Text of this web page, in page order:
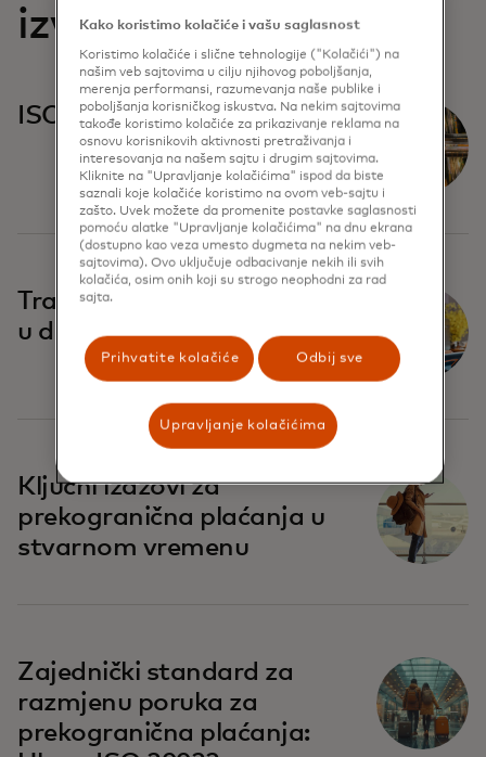
izvještaji
ISO20022
Transformacija Tajlanda
u digitalnu ekonomiju
Ključni izazovi za
prekogranična plaćanja u
stvarnom vremenu
Zajednički standard za
razmjenu poruka za
prekogranična plaćanja:
Kako koristimo kolačiće i vašu saglasnost
Koristimo kolačiće i slične tehnologije ("Kolačići") na
našim veb sajtovima u cilju njihovog poboljšanja,
merenja performansi, razumevanja naše publike i
poboljšanja korisničkog iskustva. Na nekim sajtovima
takođe koristimo kolačiće za prikazivanje reklama na
osnovu korisnikovih aktivnosti pretraživanja i
interesovanja na našem sajtu i drugim sajtovima.
Kliknite na "Upravljanje kolačićima" ispod da biste
saznali koje kolačiće koristimo na ovom veb-sajtu i
zašto. Uvek možete da promenite postavke saglasnosti
pomoću alatke "Upravljanje kolačićima" na dnu ekrana
(dostupno kao veza umesto dugmeta na nekim veb-
sajtovima). Ovo uključuje odbacivanje nekih ili svih
kolačića, osim onih koji su strogo neophodni za rad
sajta.
Prihvatite kolačiće Odbij sve
Upravljanje kolačićima